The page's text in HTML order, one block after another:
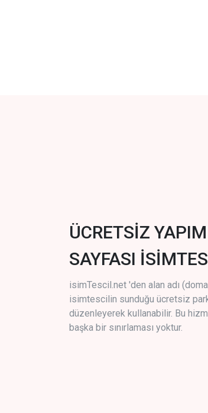
ÜCRETSİZ
SAYFASI
isimTescil.net 'den alan adı
isimtescilin sunduğu ücretsiz
düzenleyerek kullanabilir. Bu
başka bir sınırlaması yoktur.